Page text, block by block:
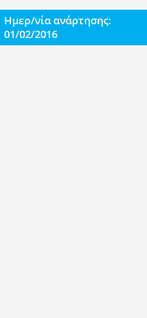
Ημερ/νία ανάρτησης:
01/02/2016